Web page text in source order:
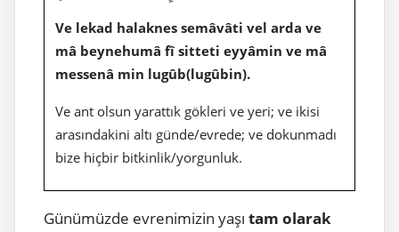
Ve lekad halaknes semâvâti vel arda ve
mâ beynehumâ fî sitteti eyyâmin ve mâ
messenâ min lugûb(lugûbin).
Ve ant olsun yarattık gökleri ve yeri; ve ikisi
arasındakini altı günde/evrede; ve dokunmadı
bize hiçbir bitkinlik/yorgunluk.
Günümüzde evrenimizin yaşı tam olarak